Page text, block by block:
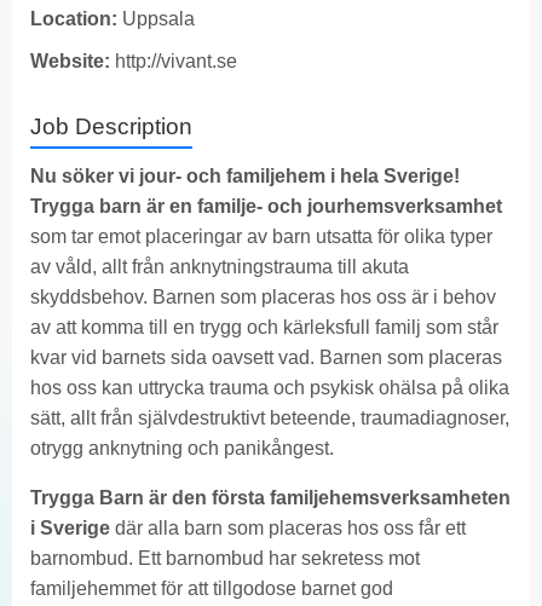
Location: Uppsala
Website: http://vivant.se
Job Description
Nu söker vi jour- och familjehem i hela Sverige!
Trygga barn är en familje- och jourhemsverksamhet
som tar emot placeringar av barn utsatta för olika typer
av våld, allt från anknytningstrauma till akuta
skyddsbehov. Barnen som placeras hos oss är i behov
av att komma till en trygg och kärleksfull familj som står
kvar vid barnets sida oavsett vad. Barnen som placeras
hos oss kan uttrycka trauma och psykisk ohälsa på olika
sätt, allt från självdestruktivt beteende, traumadiagnoser,
otrygg anknytning och panikångest.
Trygga Barn är den första familjehemsverksamheten
i Sverige där alla barn som placeras hos oss får ett
barnombud. Ett barnombud har sekretess mot
familjehemmet för att tillgodose barnet god